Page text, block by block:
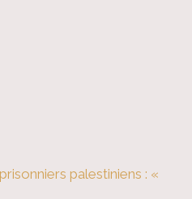
palestiniens : «